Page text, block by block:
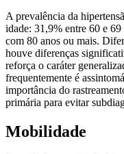
A prevalência da
idade: 31,9% entre 60 e 69
com 80 anos ou mais.
houve diferenças
reforça o caráter
frequentemente é
importância do
primária para evitar
Mobilidade